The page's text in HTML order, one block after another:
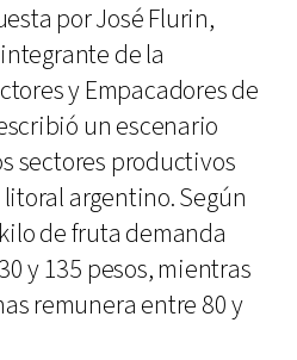
por José Flurin,
de la
y Empacadores de
un escenario
sectores productivos
argentino. Según
de fruta demanda
y 135 pesos, mientras
remunera entre 80 y